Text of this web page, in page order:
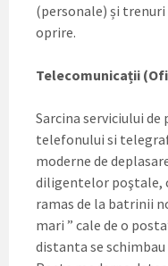
(personale) și
oprire.
Telecomunicații
Sarcina serviciului
telefonului si
moderne de
diligentelor poştale,
ramas de la batrinii
mari ” cale de o
distanta se schimbau